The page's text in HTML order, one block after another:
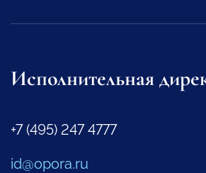
Исполнительная
+7 (495) 247 4777
id@opora.ru